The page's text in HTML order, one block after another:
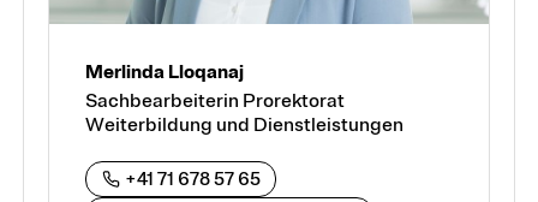
Merlinda Lloqanaj
Sachbearbeiterin Prorektorat
Weiterbildung und Dienstleistungen
+41 71 678 57 65